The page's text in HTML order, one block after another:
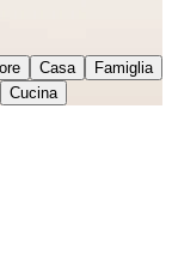
Casa
Famiglia
Cucina